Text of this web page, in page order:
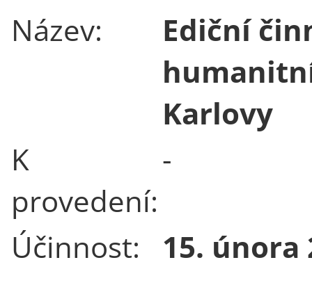
Název:
Ediční
Karlovy
K
provedení:
-
Účinnost: 15. února